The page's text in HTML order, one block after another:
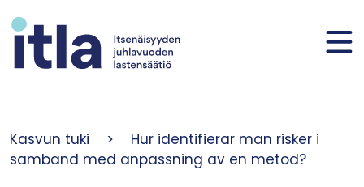
Kasvun tuki >
Hur identifierar man risker i
samband med anpassning av en metod?